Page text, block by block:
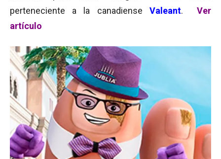
perteneciente a la canadiense Valeant.Ver
artículo